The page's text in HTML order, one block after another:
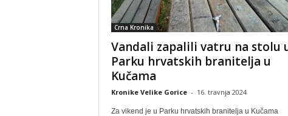
Crna Kronika
Vandali zapalili vatru na stolu
Parku hrvatskih branitelja u
Kučama
Kronike Velike Gorice - 16. travnja 2024
Za vikend je u Parku hrvatskih branitelja u Kučama